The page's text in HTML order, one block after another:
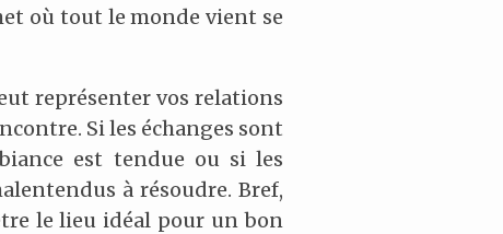
où tout le monde vient se
représenter vos relations
Si les échanges sont
est tendue ou si les
à résoudre. Bref,
le lieu idéal pour un bon